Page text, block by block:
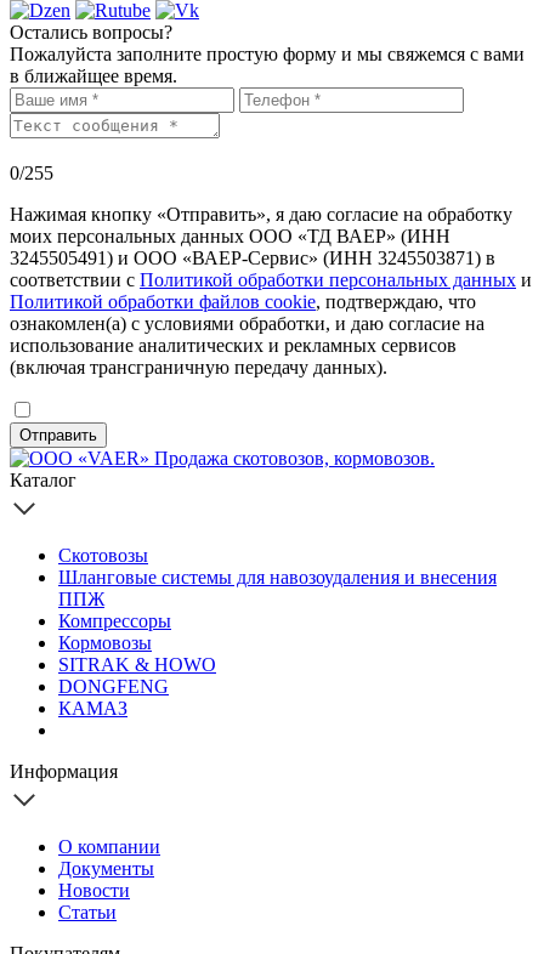
Остались вопросы?
Пожалуйста заполните простую форму и мы свяжемся с вами
в ближайщее время.
0/255
Нажимая кнопку «Отправить», я даю согласие на обработку
моих персональных данных ООО «ТД ВАЕР» (ИНН
3245505491) и ООО «ВАЕР-Сервис» (ИНН 3245503871) в
соответствии с Политикой обработки персональных данных и
Политикой обработки файлов cookie, подтверждаю, что
ознакомлен(а) с условиями обработки, и даю согласие на
использование аналитических и рекламных сервисов
(включая трансграничную передачу данных).
Отправить
Каталог
Скотовозы
Шланговые системы для навозоудаления и внесения
ППЖ
Компрессоры
Кормовозы
SITRAK & HOWO
DONGFENG
КАМАЗ
Информация
О компании
Документы
Новости
Статьи